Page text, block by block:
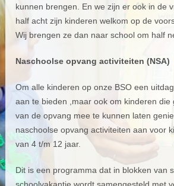
kunnen brengen. En we zijn er ook in de
half acht zijn kinderen welkom op de
Wij brengen ze dan naar school om half
Naschoolse opvang activiteiten (NSA)
Om alle kinderen op onze BSO een
aan te bieden ,maar ook om kinderen die
van de opvang mee te kunnen laten
naschoolse opvang activiteiten aan voor
van 4 t/m 12 jaar.
Dit is een programma dat in blokken van